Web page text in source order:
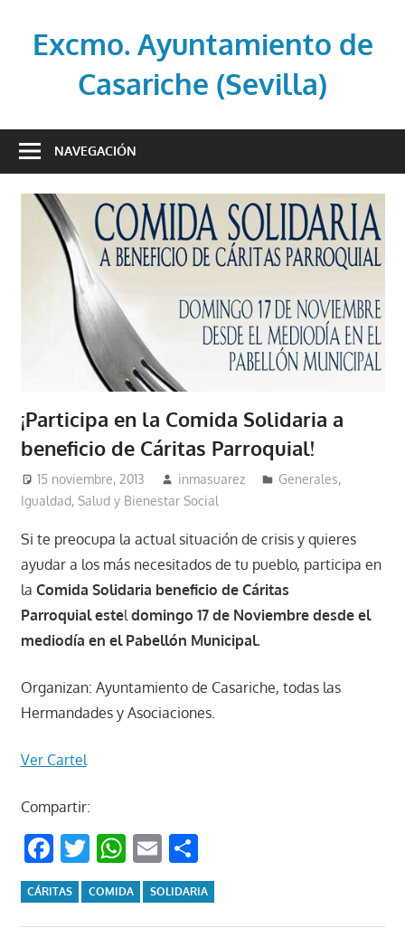
contenidoExcmo. Ayuntamiento de
Casariche (Sevilla)
oficial
Ayuntamiento
Casariche
(Sevilla)
NAVEGACIÓN
¡Participa en la Comida Solidaria a
beneficio de Cáritas Parroquial!
15 noviembre, 2013 inmasuarez Generales,
Igualdad, Salud y Bienestar Social
Si te preocupa la actual situación de crisis y quieres
ayudar a los más necesitados de tu pueblo, participa en
la Comida Solidaria beneficio de Cáritas
Parroquial estel domingo 17 de Noviembre desde el
mediodía en el Pabellón Municipal.
Organizan: Ayuntamiento de Casariche, todas las
Hermandades y Asociaciones.
Ver Cartel
Compartir:
Facebook
Twitter
WhatsApp
EmailCompartir
CÁRITAS COMIDA SOLIDARIA